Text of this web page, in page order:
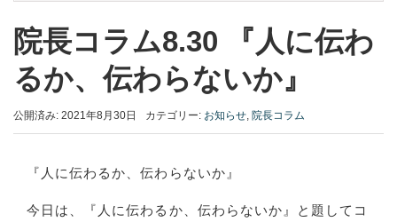
院長コラム8.30 『人に伝わ
るか、伝わらないか』
公開済み: 2021年8月30日 カテゴリー: お知らせ, 院長コラム
『人に伝わるか、伝わらないか』
今日は、『人に伝わるか、伝わらないか』と題してコ